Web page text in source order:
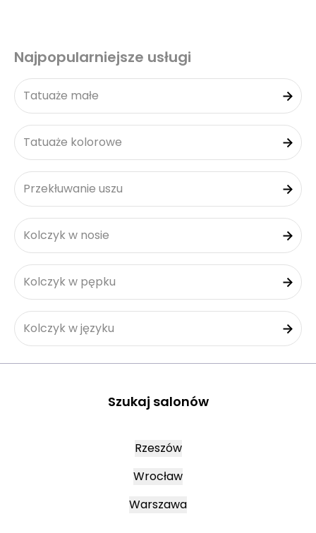
Najpopularniejsze usługi
Tatuaże małe
Tatuaże kolorowe
Przekłuwanie uszu
Kolczyk w nosie
Kolczyk w pępku
Kolczyk w języku
Szukaj salonów
Rzeszów
Wrocław
Warszawa